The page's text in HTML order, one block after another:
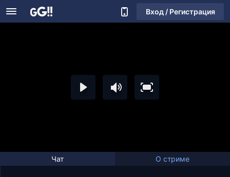
Вход / Регистрация
Чат О стриме